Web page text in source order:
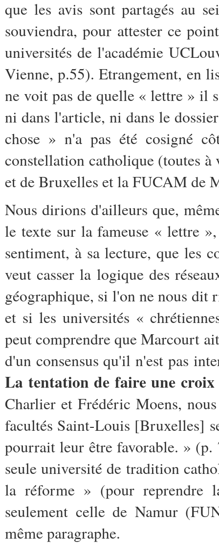
que les avis sont partagés au
souviendra, pour attester ce
universités de l'académie
Vienne, p.55). Etrangement, en
ne voit pas de quelle « lettre » il
ni dans l'article, ni dans le
chose » n'a pas été cosigné
constellation catholique (toutes
et de Bruxelles et la FUCAM de
Nous dirions d'ailleurs que,
le texte sur la fameuse « lettre
sentiment, à sa lecture, que les
veut casser la logique des
géographique, si l'on ne nous dit
et si les universités «
peut comprendre que Marcourt
d'un consensus qu'il n'est pas
La tentation de faire une croix
Charlier et Frédéric Moens,
facultés Saint-Louis [Bruxelles]
pourrait leur être favorable. »
seule université de tradition
la réforme » (pour reprendre
seulement celle de Namur
même paragraphe.